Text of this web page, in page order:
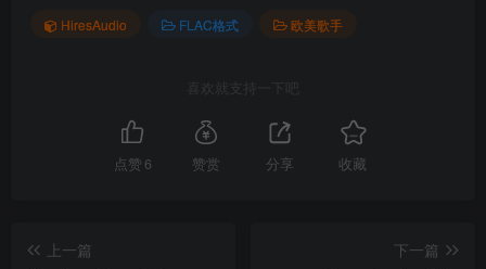
HiresAudio FLAC格式 欧美歌手
喜欢就支持一下吧
点赞 6 赞赏 分享 收藏
上一篇
下一篇